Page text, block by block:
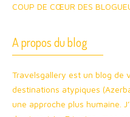
COUP DE CŒUR DES
A propos du blog
Travelsgallery est un blog de
destinations atypiques
une approche plus humaine.